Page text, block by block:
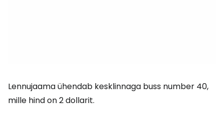
Lennujaama ühendab kesklinnaga buss number 40,
mille hind on 2 dollarit.